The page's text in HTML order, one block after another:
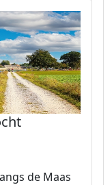
de Maas